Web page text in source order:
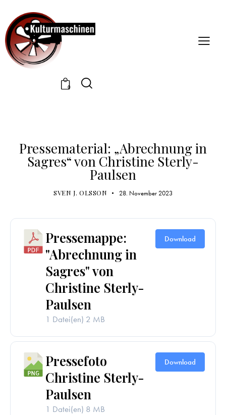
0
Pressematerial: „Abrechnung in
Sagres“ von Christine Sterly-
Paulsen
SVEN J. OLSSON 28. November 2023
Pressemappe:
"Abrechnung in
Sagres" von
Christine Sterly-
Paulsen
1 Datei(en) 2 MB
Download
Pressefoto
Christine Sterly-
Paulsen
1 Datei(en) 8 MB
Download